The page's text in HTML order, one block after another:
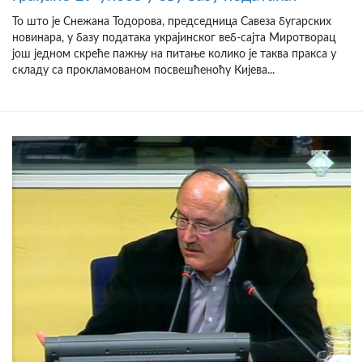
То што је Снежана Тодорова, председница Савеза бугарских
новинара, у базу података украјинског веб-сајта Миротворац
још једном скреће пажњу на питање колико је таква пракса у
складу са прокламованом посвешћеноћу Кијева...